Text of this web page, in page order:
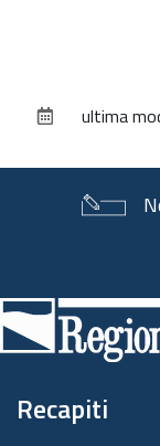
documento
ultima
di
pagina
Recapiti